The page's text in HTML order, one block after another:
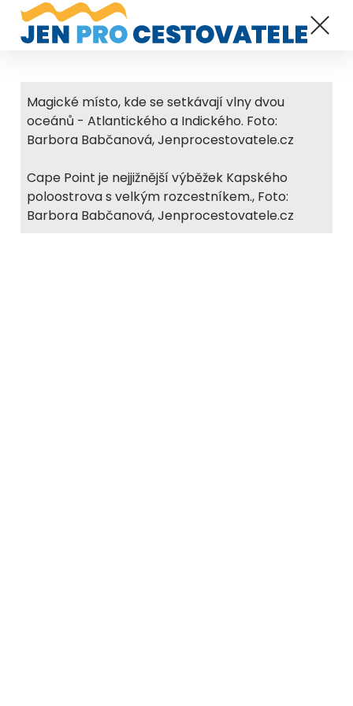
Magické místo, kde se setkávají vlny dvou
oceánů - Atlantického a Indického. Foto:
Barbora Babčanová, Jenprocestovatele.cz
Cape Point je nejjižnější výběžek Kapského
poloostrova s velkým rozcestníkem., Foto:
Barbora Babčanová, Jenprocestovatele.cz